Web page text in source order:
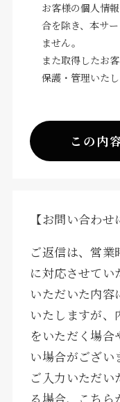
お客様の個人情
合を除き、本サ
ません。
また取得したお
保護・管理いたし
【お問い合わせ
ご返信は、営業
に対応させてい
いただいた内
いたしますが、
をいただく場
い場合がござい
ご入力いただい
る場合、こちら